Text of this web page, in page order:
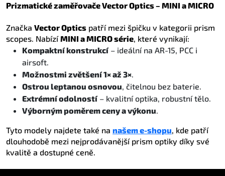
Prizmatické zaměřovače Vector Optics – MINI a MICRO
Značka Vector Optics patří mezi špičku v kategorii prism
scopes. NabízíMINI a MICRO série, které vynikají:
Kompaktní konstrukcí– ideální na AR-15, PCC i
airsoft.
Možnostmi zvětšení 1× až 3×.
Ostrou leptanou osnovou, čitelnou bez baterie.
Extrémní odolností– kvalitní optika, robustní tělo.
Výborným poměrem ceny a výkonu.
Tyto modely najdete také na našem e-shopu, kde patří
dlouhodobě mezi nejprodávanější prism optiky díky své
kvalitě a dostupné ceně.